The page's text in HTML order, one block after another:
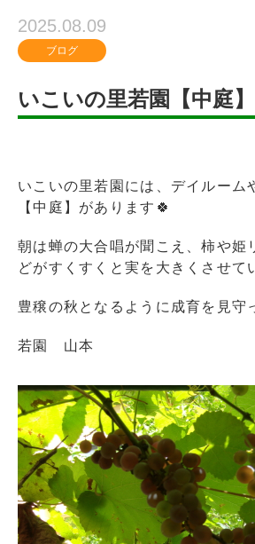
2025.08.09
ブログ
いこいの里若園【中庭】
いこいの里若園には、デイルーム
【中庭】があります🍀
朝は蝉の大合唱が聞こえ、柿や姫
どがすくすくと実を大きくさせて
豊穣の秋となるように成育を見守
若園 山本